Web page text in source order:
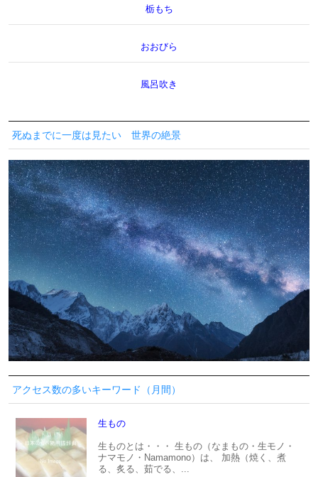
栃もち
おおびら
風呂吹き
死ぬまでに一度は見たい 世界の絶景
アクセス数の多いキーワード（月間）
生もの
生ものとは・・・ 生もの（なまもの・生モノ・
ナマモノ・Namamono）は、 加熱（焼く、煮
る、炙る、茹でる、...